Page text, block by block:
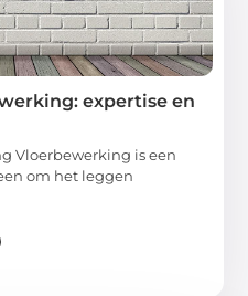
expertise en
Vloerbewerking is een
om het leggen